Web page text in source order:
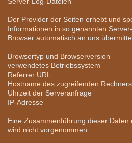
Der Provider der Seiten erhebt und
Informationen in so genannten
Browser automatisch an uns
Browsertyp und Browserversion
verwendetes Betriebssystem
Referrer URL
Hostname des zugreifenden Rechners
Uhrzeit der Serveranfrage
IP-Adresse
Eine Zusammenführung dieser
wird nicht vorgenommen.